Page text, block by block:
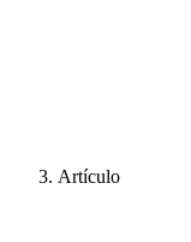
Artículo